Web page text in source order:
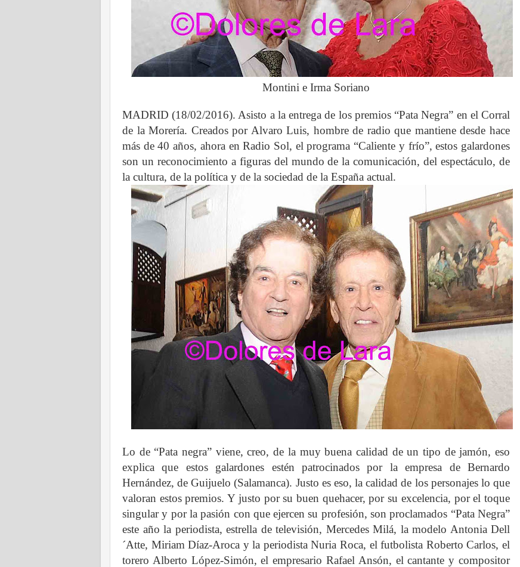
Montini e Irma Soriano
MADRID (18/02/2016). Asisto a la entrega de los premios “Pata Negra” en el Corral
de la Morería. Creados por Alvaro Luis, hombre de radio que mantiene desde hace
más de 40 años, ahora en Radio Sol, el programa “Caliente y frío”, estos galardones
son un reconocimiento a figuras del mundo de la comunicación, del espectáculo, de
la cultura, de la política y de la sociedad de la España actual.
Lo de “Pata negra” viene, creo, de la muy buena calidad de un tipo de jamón, eso
explica que estos galardones estén patrocinados por la empresa de Bernardo
Hernández, de Guijuelo (Salamanca). Justo es eso, la calidad de los personajes lo que
valoran estos premios. Y justo por su buen quehacer, por su excelencia, por el toque
singular y por la pasión con que ejercen su profesión, son proclamados “Pata Negra”
este año la periodista, estrella de televisión, Mercedes Milá, la modelo Antonia Dell
´Atte, Miriam Díaz-Aroca y la periodista Nuria Roca, el futbolista Roberto Carlos, el
torero Alberto López-Simón, el empresario Rafael Ansón, el cantante y compositor